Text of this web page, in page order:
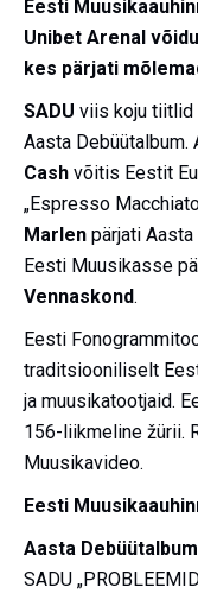
Eesti
Unibet Arenal
kes pärjati
SADU viis koju tiitlid
Aasta
Cash võitis Eestit
„Espresso
Marlen pärjati
Eesti Muusikasse
Vennaskond.
Eesti
traditsiooniliselt
ja muusikatootjaid.
156-liikmeline žürii.
Muusikavideo.
Eesti
Aasta Debüütalbum
SADU